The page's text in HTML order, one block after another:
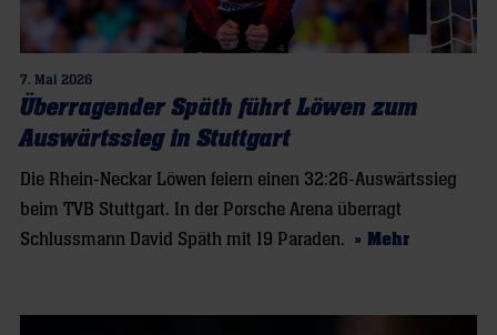
7. Mai 2026
Überragender Späth führt Löwen zum
Auswärtssieg in Stuttgart
Die Rhein-Neckar Löwen feiern einen 32:26-Auswärtssieg
beim TVB Stuttgart. In der Porsche Arena überragt
Schlussmann David Späth mit 19 Paraden. » Mehr